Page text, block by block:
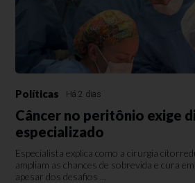
Políticas Há 2 dias
Câncer no peritônio exige
especializado
Especialista explica como a cirurgia
ampliam as chances de sobrevida e cura
apesar dos desafios ...